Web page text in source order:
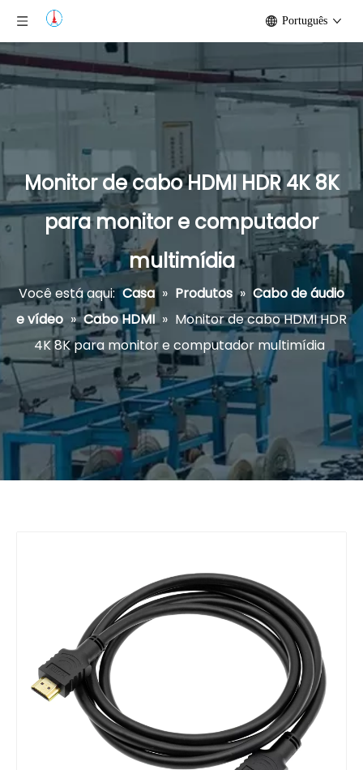
Português
Monitor de cabo HDMI HDR 4K 8K
para monitor e computador
multimídia
Você está aqui: Casa » Produtos » Cabo de áudio
e vídeo » Cabo HDMI » Monitor de cabo HDMI HDR
4K 8K para monitor e computador multimídia